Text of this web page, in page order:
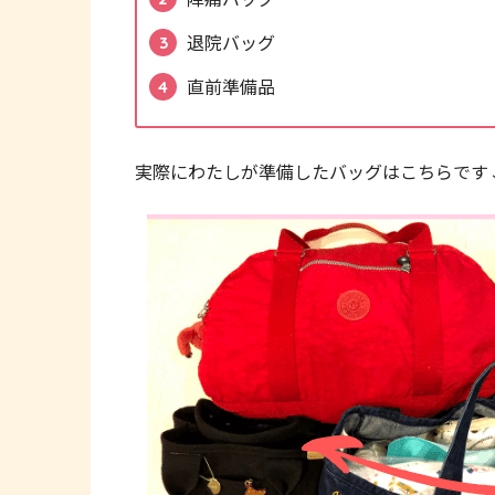
退院バッグ
直前準備品
実際にわたしが準備したバッグはこちらで